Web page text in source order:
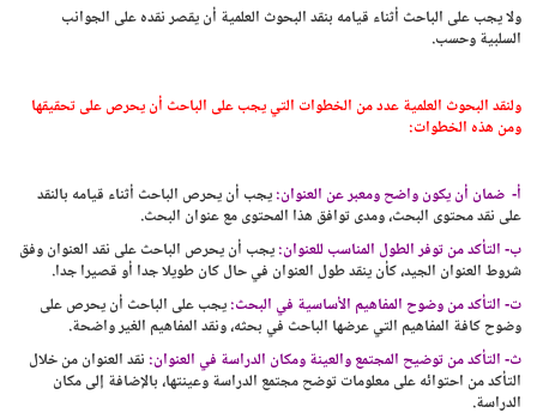
ولا يجب على الباحث أثناء قيامه بنقد البحوث العلمية أن يقصر نقده على الجوانب
السلبية وحسب.
ولنقد البحوث العلمية عدد من الخطوات التي يجب على الباحث أن يحرص على تحقيقها
ومن هذه الخطوات:
أ‌- ضمان أن يكون واضح ومعبر عن العنوان:يجب أن يحرص الباحث أثناء قيامه بالنقد
على نقد محتوى البحث، ومدى توافق هذا المحتوى مع عنوان البحث.
ب‌- التأكد من توفر الطول المناسب للعنوان:يجب أن يحرص الباحث على نقد العنوان وفق
شروط العنوان الجيد، كأن ينقد طول العنوان في حال كان طويلا جدا أو قصيرا جدا.
ت‌- التأكد من وضوح المفاهيم الأساسية في البحث:يجب على الباحث أن يحرص على
وضوح كافة المفاهيم التي عرضها الباحث في بحثه، ونقد المفاهيم الغير واضحة.
ث‌- التأكد من توضيح المجتمع والعينة ومكان الدراسة في العنوان: نقد العنوان من خلال
التأكد من احتوائه على معلومات توضح مجتمع الدراسة وعينتها، بالإضافة إلى مكان
الدراسة.